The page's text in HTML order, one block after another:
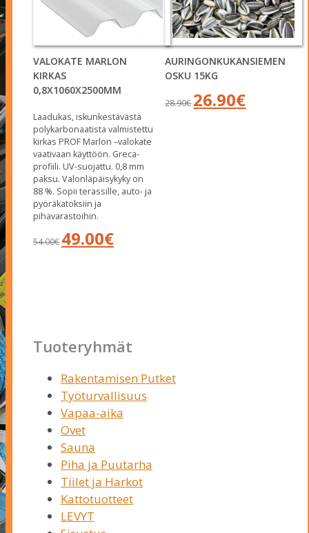
VALOKATE MARLON
KIRKAS
0,8X1060X2500MM
Laadukas, iskunkestävästä
polykarbonaatista valmistettu
kirkas PROF Marlon –valokate
vaativaan käyttöön. Greca-
profiili. UV-suojattu. 0,8 mm
paksu. Valonläpäisykyky on
88 %. Sopii terassille, auto- ja
pyöräkatoksiin ja
pihavarastoihin.
54.00€
Alkuperäinen
hinta
49.00€Nykyinen
hinta
AURINGONKUKANSIEMEN
OSKU 15KG
28.90€
Alkuperäinen
hinta
26.90€Nykyinen
hinta
Tuoteryhmät
Rakentamisen Putket
Työturvallisuus
Vapaa-aika
Ovet
Sauna
Piha ja Puutarha
Tiilet ja Harkot
Kattotuotteet
LEVYT